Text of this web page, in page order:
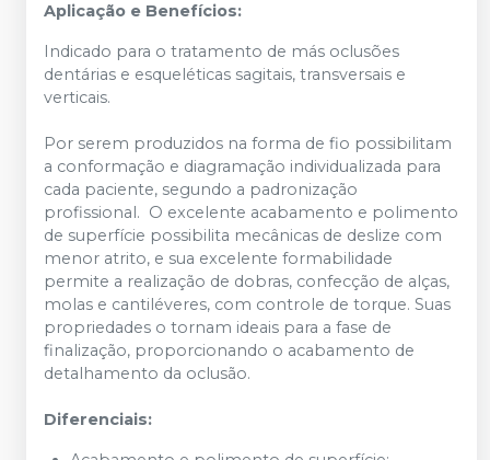
Aplicação e Benefícios:
Indicado para o tratamento de más oclusões
dentárias e esqueléticas sagitais, transversais e
verticais.
Por serem produzidos na forma de fio possibilitam
a conformação e diagramação individualizada para
cada paciente, segundo a padronização
profissional. O excelente acabamento e polimento
de superfície possibilita mecânicas de deslize com
menor atrito, e sua excelente formabilidade
permite a realização de dobras, confecção de alças,
molas e cantiléveres, com controle de torque. Suas
propriedades o tornam ideais para a fase de
finalização, proporcionando o acabamento de
detalhamento da oclusão.
Diferenciais: